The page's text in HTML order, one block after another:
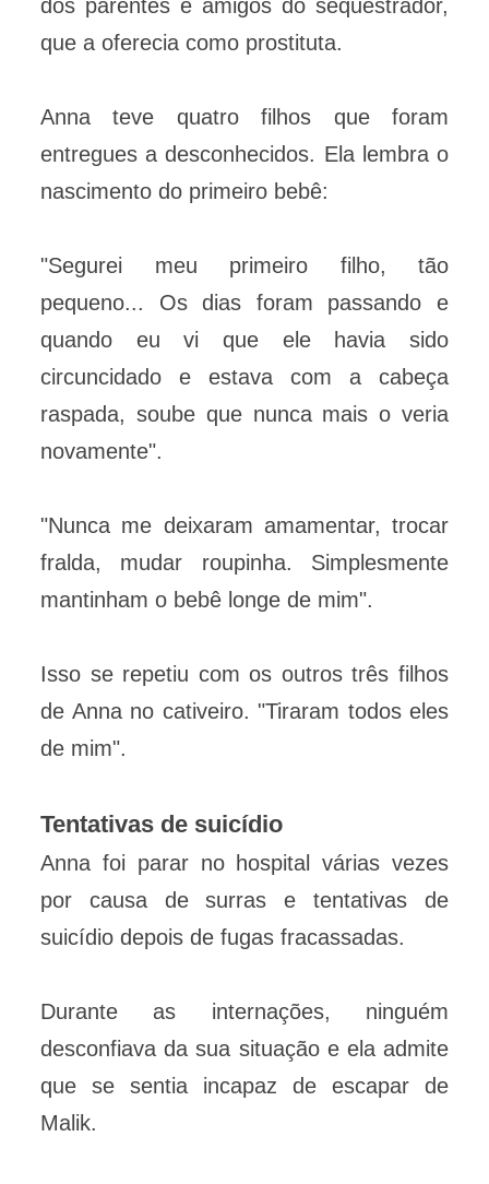
dos parentes e amigos do sequestrador,
que a oferecia como prostituta.
Anna teve quatro filhos que foram
entregues a desconhecidos. Ela lembra o
nascimento do primeiro bebê:
"Segurei meu primeiro filho, tão
pequeno... Os dias foram passando e
quando eu vi que ele havia sido
circuncidado e estava com a cabeça
raspada, soube que nunca mais o veria
novamente".
"Nunca me deixaram amamentar, trocar
fralda, mudar roupinha. Simplesmente
mantinham o bebê longe de mim".
Isso se repetiu com os outros três filhos
de Anna no cativeiro. "Tiraram todos eles
de mim".
Tentativas de suicídio
Anna foi parar no hospital várias vezes
por causa de surras e tentativas de
suicídio depois de fugas fracassadas.
Durante as internações, ninguém
desconfiava da sua situação e ela admite
que se sentia incapaz de escapar de
Malik.